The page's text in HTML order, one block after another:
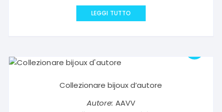
LEGGI TUTTO
Collezionare bijoux d’autore
Autore: AAVV